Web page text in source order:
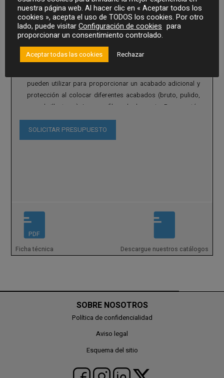
CARACTERÍSTICAS :
Alturas estandar de 20 a 40 mm + a medida
Corte, combadura, pulido, perfiles especiales
Los perfiles JF Deco están destinados a fraccionar y
pueden utilizar para proporcionar un acabado adicional y
protección al colocar diferentes acabados (bruto, pulido,
superbrillante ...) Los perfiles de la serie Deco están
disponibles enlatón, aluminio, acero inoxidable
natural y pulido.
SOLICITAR PRESUPUESTO
PDF
Ficha técnica Descargue nuestros catálogos
SOBRE NOSOTROS
Política de confidencialidad
Aviso legal
Esquema del sitio
nuestra página web. Al hacer clic en « Aceptar todos los
cookies », acepta el uso de TODOS los cookies. Por otro
lado, puede visitarConfiguración de cookies para
proporcionar un consentimiento controlado.
Aceptar todas las cookies Rechazar